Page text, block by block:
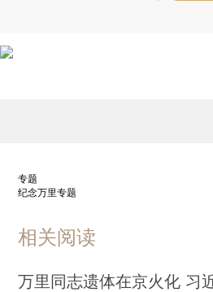
专题
纪念万里专题
相关阅读
万里同志遗体在京火化 习